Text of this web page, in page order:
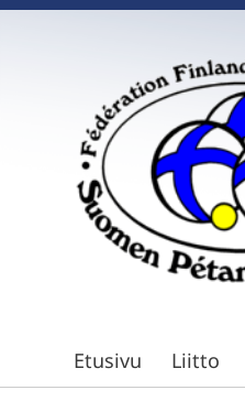
Suomen
Etusivu Liitto